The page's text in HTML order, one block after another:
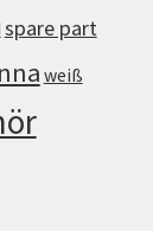
spare part
weiß